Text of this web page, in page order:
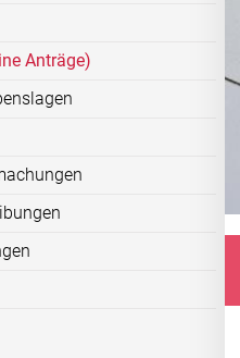
Anträge)